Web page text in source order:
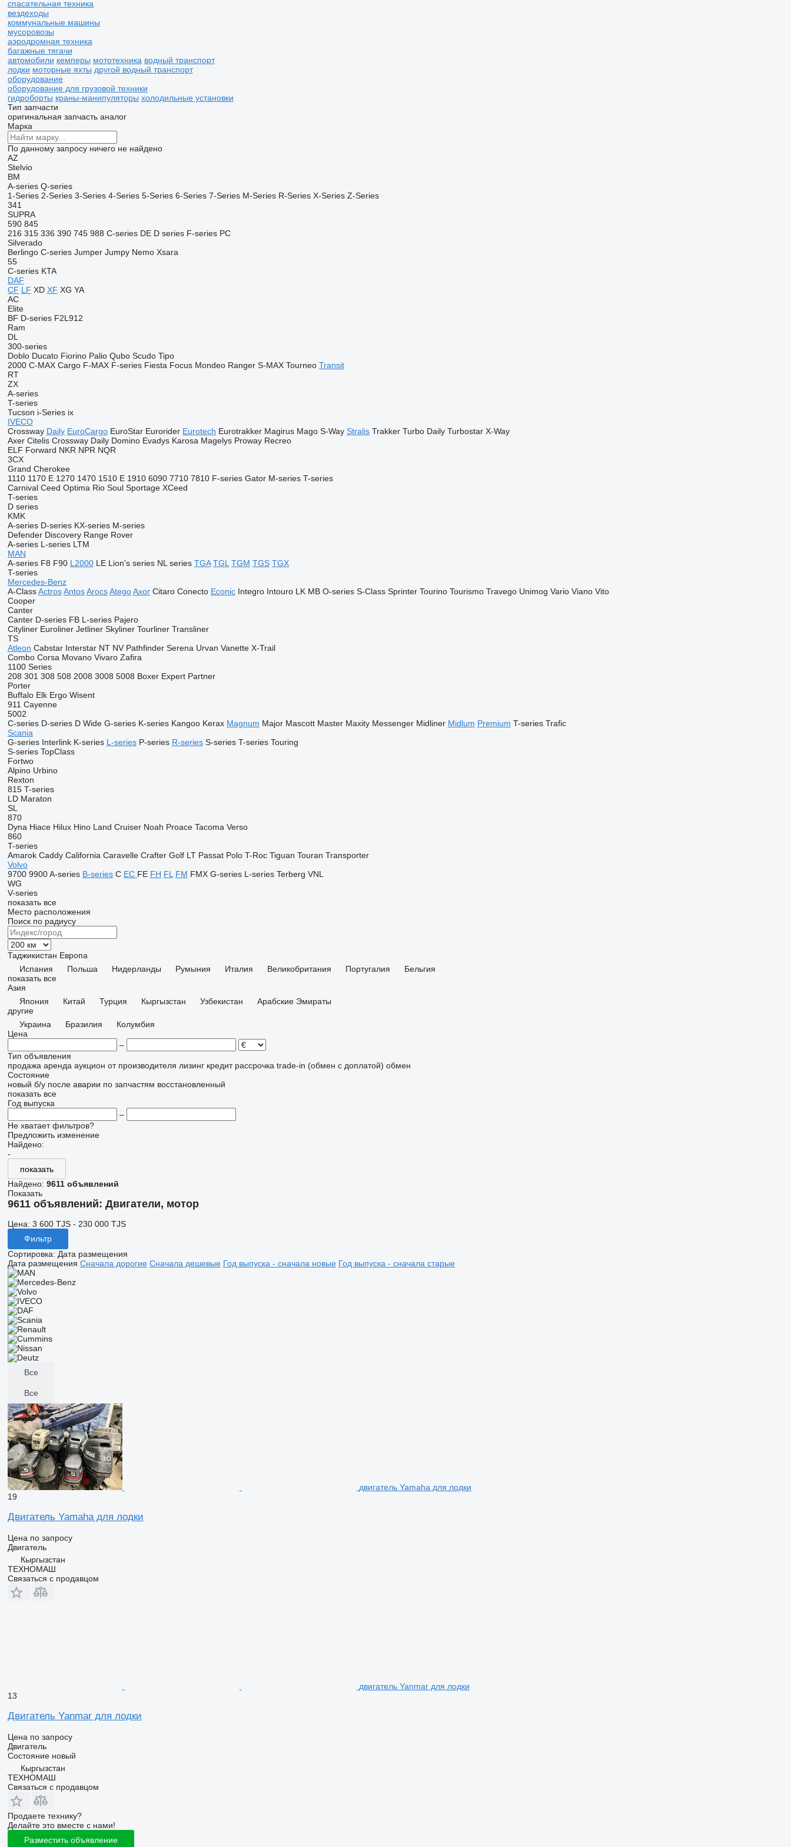
спасательная техника
вездеходы
коммунальные машины
мусоровозы
аэродромная техника
багажные тягачи
автомобили кемперы мототехника водный транспорт
лодки моторные яхты другой водный транспорт
оборудование
оборудование для грузовой техники
гидроборты краны-манипуляторы холодильные установки
Тип запчасти
оригинальная запчасть аналог
Марка
По данному запросу ничего не найдено
AZ
Stelvio
BM
A-series Q-series
1-Series 2-Series 3-Series 4-Series 5-Series 6-Series 7-Series M-Series R-Series X-Series Z-Series
341
SUPRA
590 845
216 315 336 390 745 988 C-series DE D series F-series PC
Silverado
Berlingo C-series Jumper Jumpy Nemo Xsara
55
C-series KTA
DAF
CF LF XD XF XG YA
AC
Elite
BF D-series F2L912
Ram
DL
300-series
Doblo Ducato Fiorino Palio Qubo Scudo Tipo
2000 C-MAX Cargo F-MAX F-series Fiesta Focus Mondeo Ranger S-MAX Tourneo Transit
RT
ZX
A-series
T-series
Tucson i-Series ix
IVECO
Crossway Daily EuroCargo EuroStar Eurorider Eurotech Eurotrakker Magirus Mago S-Way Stralis Trakker Turbo Daily Turbostar X-Way
Axer Citelis Crossway Daily Domino Evadys Karosa Magelys Proway Recreo
ELF Forward NKR NPR NQR
3CX
Grand Cherokee
1110 1170 E 1270 1470 1510 E 1910 6090 7710 7810 F-series Gator M-series T-series
Carnival Ceed Optima Rio Soul Sportage XCeed
T-series
D series
KMK
A-series D-series KX-series M-series
Defender Discovery Range Rover
A-series L-series LTM
MAN
A-series F8 F90 L2000 LE Lion's series NL series TGA TGL TGM TGS TGX
T-series
Mercedes-Benz
A-Class Actros Antos Arocs Atego Axor Citaro Conecto Econic Integro Intouro LK MB O-series S-Class Sprinter Tourino Tourismo Travego Unimog Vario Viano Vito
Cooper
Canter
Canter D-series FB L-series Pajero
Cityliner Euroliner Jetliner Skyliner Tourliner Transliner
TS
Atleon Cabstar Interstar NT NV Pathfinder Serena Urvan Vanette X-Trail
Combo Corsa Movano Vivaro Zafira
1100 Series
208 301 308 508 2008 3008 5008 Boxer Expert Partner
Porter
Buffalo Elk Ergo Wisent
911 Cayenne
5002
C-series D-series D Wide G-series K-series Kangoo Kerax Magnum Major Mascott Master Maxity Messenger Midliner Midlum Premium T-series Trafic
Scania
G-series Interlink K-series L-series P-series R-series S-series T-series Touring
S-series TopClass
Fortwo
Alpino Urbino
Rexton
815 T-series
LD Maraton
SL
870
Dyna Hiace Hilux Hino Land Cruiser Noah Proace Tacoma Verso
860
T-series
Amarok Caddy California Caravelle Crafter Golf LT Passat Polo T-Roc Tiguan Touran Transporter
Volvo
9700 9900 A-series B-series C EC FE FH FL FM FMX G-series L-series Terberg VNL
WG
V-series
показать все
Место расположения
Поиск по радиусу
Таджикистан Европа
Испания
Польша Нидерланды Румыния Италия Великобритания Португалия
Бельгия
показать все
Азия
Япония
Китай Турция Кыргызстан Узбекистан
Арабские Эмираты
другие
Украина
Бразилия
Колумбия
Цена
–
Тип объявления
продажа аренда аукцион от производителя лизинг кредит рассрочка trade-in (обмен с доплатой) обмен
Состояние
новый б/у после аварии по запчастям восстановленный
показать все
Год выпуска
–
Не хватает фильтров?
Предложить изменение
Найдено:
-
показать
Найдено: 9611 объявлений
Показать
9611 объявлений: Двигатели, мотор
Цена: 3 600 TJS - 230 000 TJS
Фильтр
Сортировка: Дата размещения
Дата размещения Сначала дорогие Сначала дешевые Год выпуска - сначала новые Год выпуска - сначала старые
Все
Все
двигатель Yamaha для лодки
19
Двигатель Yamaha для лодки
Цена по запросу
Двигатель
Кыргызстан
ТЕХНОМАШ
Связаться с продавцом
двигатель Yanmar для лодки
13
Двигатель Yanmar для лодки
Цена по запросу
Двигатель
Состояниеновый
Кыргызстан
ТЕХНОМАШ
Связаться с продавцом
Продаете технику?
Делайте это вместе с нами!
Разместить объявление